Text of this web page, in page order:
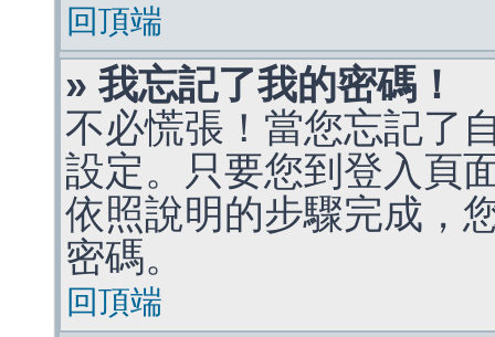
回頂端
» 我忘記了我的密碼！
不必慌張！當您忘記了
設定。只要您到登入頁
依照說明的步驟完成，
密碼。
回頂端